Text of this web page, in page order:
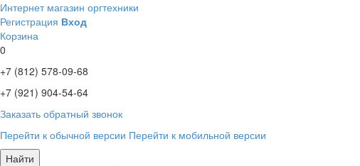
Интернет магазин оргтехники
Регистрация Вход
Корзина
0
+7 (812) 578-09-68
+7 (921) 904-54-64
Заказать обратный звонок
Перейти к обычной версии Перейти к мобильной версии
Найти